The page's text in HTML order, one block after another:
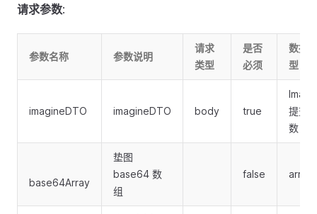
请求参数:
参数名称 参数说明
请求
类型
是否
必须
数据
型
imagineDTO imagineDTO body true
提交
数
base64Array
垫图
base64 数
组
false array